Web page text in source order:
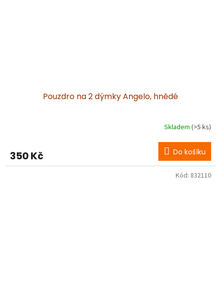
Pouzdro na 2 dýmky Angelo, hnědé
Skladem (>5 ks)
350 Kč Do košíku
Kód: 832110